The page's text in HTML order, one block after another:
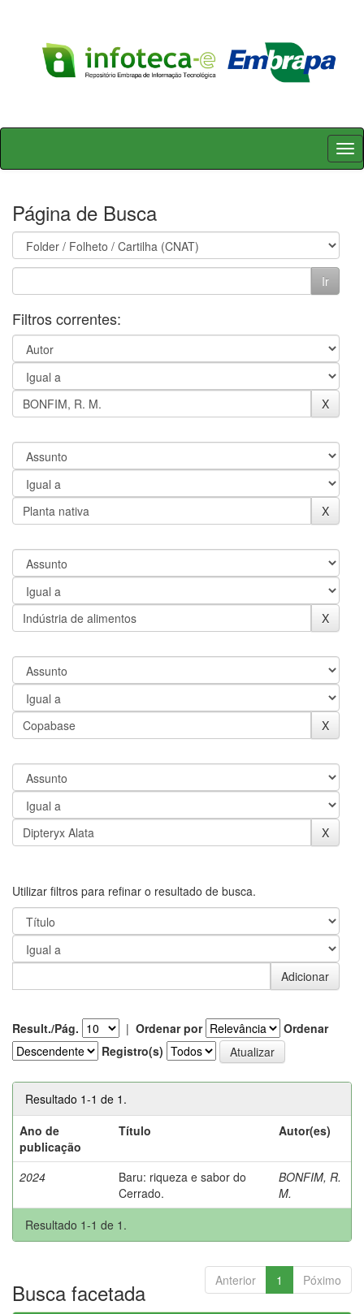
Skip
Página de Busca
Filtros correntes:
Utilizar filtros para refinar o resultado de busca.
Result./Pág. | Ordenar por
Ordenar
Registro(s)
Resultado 1-1 de 1.
Ano de
publicação
Título Autor(es)
2024
Baru: riqueza e sabor do
Cerrado.
BONFIM, R.
M.
Resultado 1-1 de 1.
Anterior 1 Póximo
Busca facetada